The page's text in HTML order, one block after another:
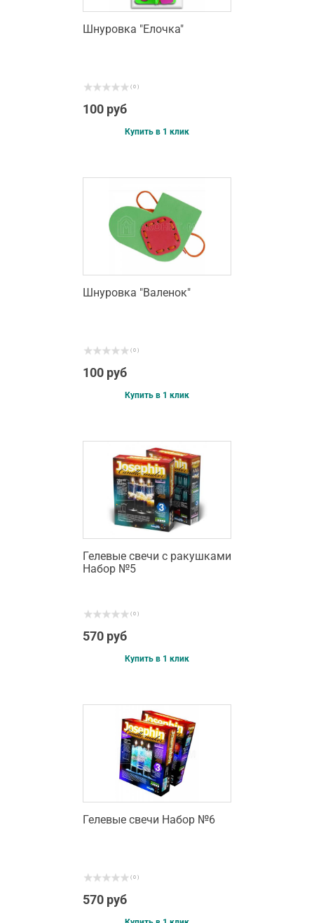
Шнуровка "Елочка"
( 0 )
100 руб
Купить в 1 клик
Шнуровка "Валенок"
( 0 )
100 руб
Купить в 1 клик
Гелевые свечи с ракушками
Набор №5
( 0 )
570 руб
Купить в 1 клик
Гелевые свечи Набор №6
( 0 )
570 руб